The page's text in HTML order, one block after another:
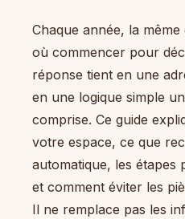
Chaque année, la
où commencer pour
réponse tient en une
en une logique simple
comprise. Ce guide
votre espace, ce que
automatique, les étapes
et comment éviter les
Il ne remplace pas les